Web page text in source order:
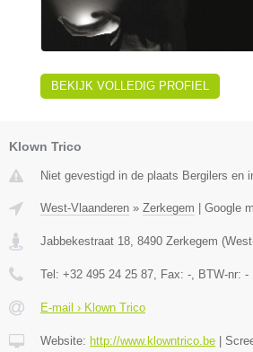
BEKIJK VOLLEDIG PROFIEL
Klown Trico
Niet gevestigd in de plaats Bergilers en
West-Vlaanderen » Zerkegem Google
Jabbekestraat 18, 8490 Zerkegem (
Tel: +32 495 24 25 87, Fax: -, BTW-nr: -
E-mail › Klown Trico
Website: http://www.klowntrico.be